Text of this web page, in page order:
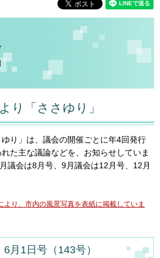
り「ささゆり」
り」は、議会の開催ごとに年4回発行
た主な議論などを、お知らせしていま
議会は8月号、9月議会は12月号、12月
より、市内の風景写真を表紙に掲載していま
月1日号（143号）